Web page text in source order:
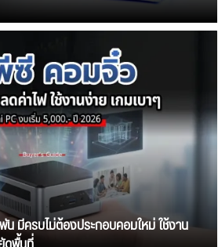
มีครบไม่ต้องประกอบคอมใหม่ ใช้งาน